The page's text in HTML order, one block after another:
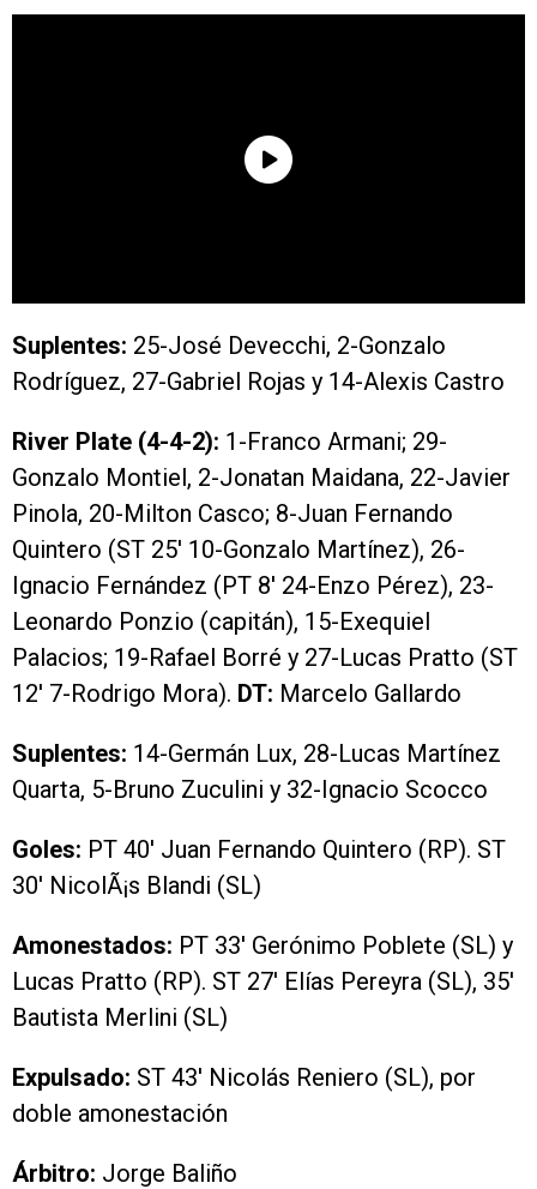
Suplentes: 25-José Devecchi, 2-Gonzalo
Rodríguez, 27-Gabriel Rojas y 14-Alexis Castro
River Plate (4-4-2): 1-Franco Armani; 29-
Gonzalo Montiel, 2-Jonatan Maidana, 22-Javier
Pinola, 20-Milton Casco; 8-Juan Fernando
Quintero (ST 25′ 10-Gonzalo Martínez), 26-
Ignacio Fernández (PT 8′ 24-Enzo Pérez), 23-
Leonardo Ponzio (capitán), 15-Exequiel
Palacios; 19-Rafael Borré y 27-Lucas Pratto (ST
12′ 7-Rodrigo Mora). DT: Marcelo Gallardo
Suplentes: 14-Germán Lux, 28-Lucas Martínez
Quarta, 5-Bruno Zuculini y 32-Ignacio Scocco
Goles: PT 40′ Juan Fernando Quintero (RP). ST
30′ NicolÃ¡s Blandi (SL)
Amonestados: PT 33′ Gerónimo Poblete (SL) y
Lucas Pratto (RP). ST 27′ Elías Pereyra (SL), 35′
Bautista Merlini (SL)
Expulsado: ST 43′ Nicolás Reniero (SL), por
doble amonestación
Árbitro: Jorge Baliño